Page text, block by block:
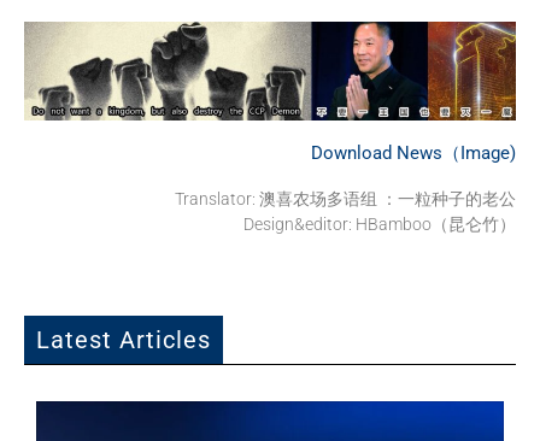
Download News（Image)
Translator: 澳喜农场多语组 ：一粒种子的老公
Design&editor: HBamboo（昆仑竹）
Latest Articles